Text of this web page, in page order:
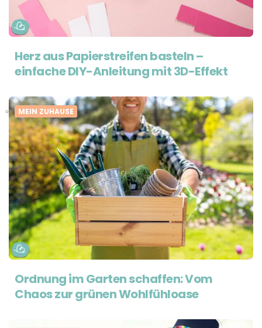
Herz aus Papierstreifen basteln –
einfache DIY-Anleitung mit 3D-Effekt
MEIN ZUHAUSE
Ordnung im Garten schaffen: Vom
Chaos zur grünen Wohlfühloase